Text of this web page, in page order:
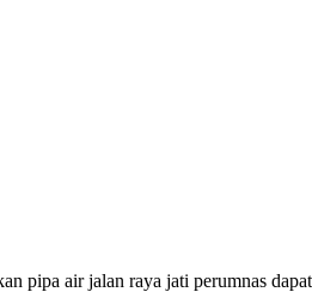
pipa air jalan raya jati perumnas